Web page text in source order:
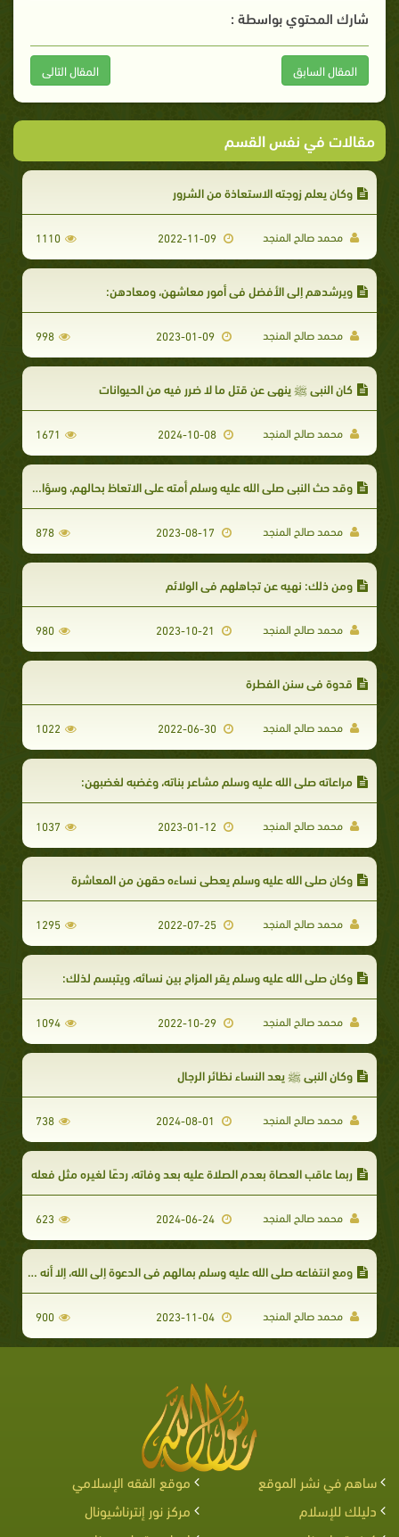
شارك المحتوي بواسطة :
المقال السابق المقال التالى
مقالات في نفس القسم
وكان يعلم زوجته الاستعاذة من الشرور
محمد صالح المنجد 2022-11-09
1110
ويرشدهم إلى الأفضل في أمور معاشهن، ومعادهن:
محمد صالح المنجد 2023-01-09
998
كان النبي ﷺ ينهي عن قتل ما لا ضرر فيه من الحيوانات
محمد صالح المنجد 2024-10-08
1671
وقد حث النبي صلى الله عليه وسلم أمته على الاتعاظ بحالهم، وسؤال الله العافية مما ابتلاهم به
محمد صالح المنجد 878
ومن ذلك: نهيه عن تجاهلهم في الولائم
محمد صالح المنجد 980
قدوة في سنن الفطرة
محمد صالح المنجد 2022-06-30
1022
مراعاته صلى الله عليه وسلم مشاعر بناته، وغضبه لغضبهن:
محمد صالح المنجد 1037
وكان صلى الله عليه وسلم يعطي نساءه حقهن من المعاشرة
محمد صالح المنجد 2022-07-25
1295
وكان صلى الله عليه وسلم يقر المزاح بين نسائه، ويتبسم لذلك:
محمد صالح المنجد 2022-10-29
1094
وكان النبى ﷺ يعد النساء نظائر الرجال
محمد صالح المنجد 738
ربما عاقب العصاة بعدم الصلاة عليه بعد وفاته، ردعًا لغيره مثل فعله
محمد صالح المنجد 2024-06-24
623
ومع انتفاعه صلى الله عليه وسلم بمالهم في الدعوة إلى الله، إلا أنه كان يحب أن ينفق على القرب، والطاعات من ماله الخاص
محمد صالح المنجد 2023-11-04
900
ساهم في نشر الموقع
موقع الفقه الإسلامي
دليلك للإسلام
مركز نور إنترناشيونال